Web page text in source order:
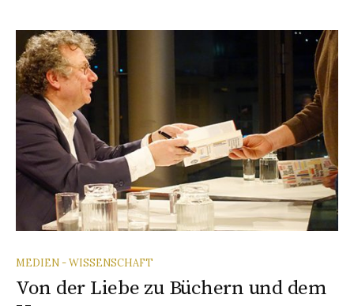
MEDIEN - WISSENSCHAFT
Von der Liebe zu Büchern und dem